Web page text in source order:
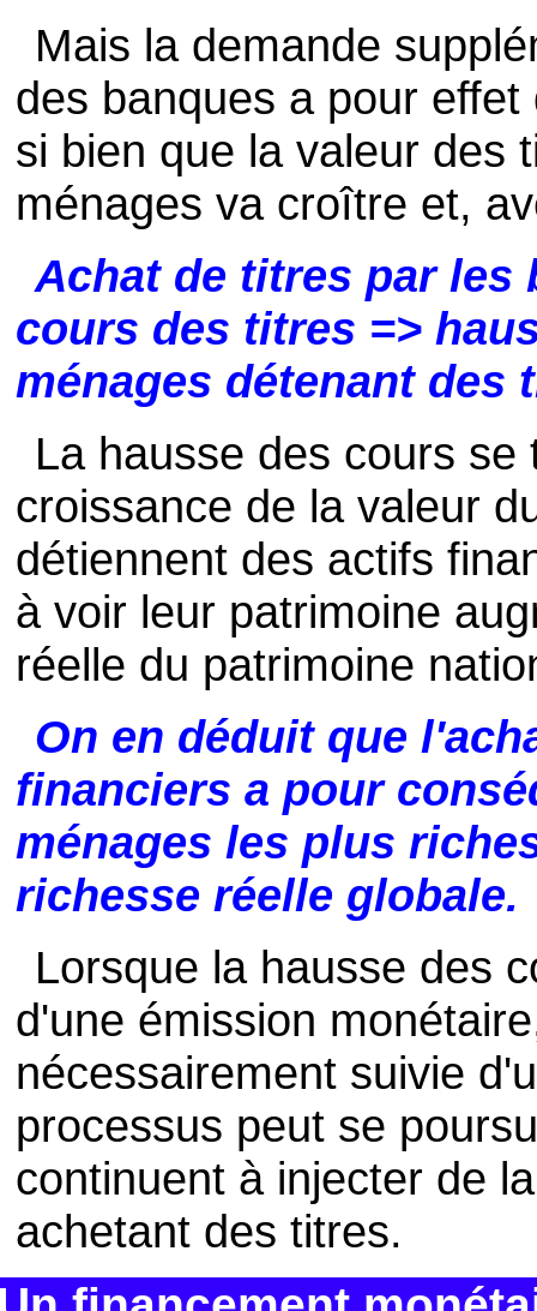
Mais la demande
des banques a pour
si bien que la valeur des
ménages va croître et,
Achat de titres par les
cours des titres =>
ménages détenant des
La hausse des cours
croissance de la valeur
détiennent des actifs
à voir leur patrimoine
réelle du patrimoine
On en déduit que
financiers a pour
ménages les plus
richesse réelle globale.
Lorsque la hausse des
d'une émission
nécessairement suivie
processus peut se
continuent à injecter de
achetant des titres.